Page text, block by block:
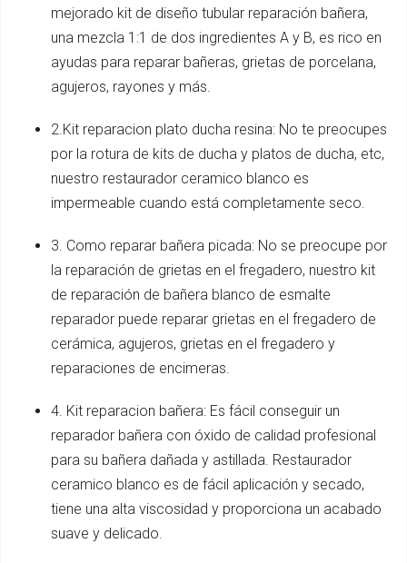
mejorado kit de diseño tubular reparación bañera,
una mezcla 1:1 de dos ingredientes A y B, es rico en
ayudas para reparar bañeras, grietas de porcelana,
agujeros, rayones y más.
2.Kit reparacion plato ducha resina: No te preocupes
por la rotura de kits de ducha y platos de ducha, etc,
nuestro restaurador ceramico blanco es
impermeable cuando está completamente seco.
3. Como reparar bañera picada: No se preocupe por
la reparación de grietas en el fregadero, nuestro kit
de reparación de bañera blanco de esmalte
reparador puede reparar grietas en el fregadero de
cerámica, agujeros, grietas en el fregadero y
reparaciones de encimeras.
4. Kit reparacion bañera: Es fácil conseguir un
reparador bañera con óxido de calidad profesional
para su bañera dañada y astillada. Restaurador
ceramico blanco es de fácil aplicación y secado,
tiene una alta viscosidad y proporciona un acabado
suave y delicado.